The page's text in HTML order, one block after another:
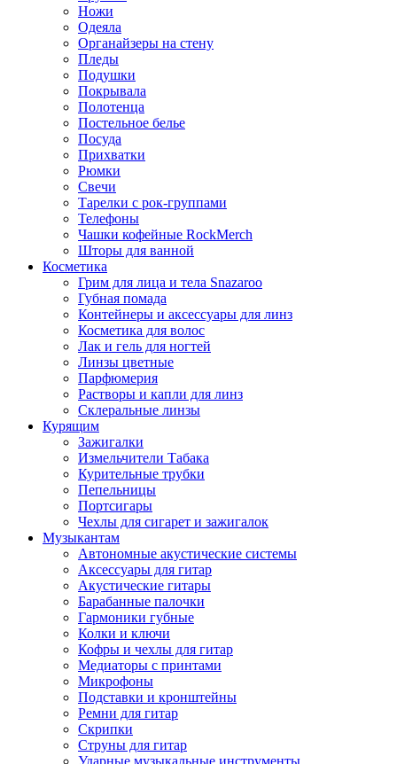
Ножи
Одеяла
Органайзеры на стену
Пледы
Подушки
Покрывала
Полотенца
Постельное белье
Посуда
Прихватки
Рюмки
Свечи
Тарелки с рок-группами
Телефоны
Чашки кофейные RockMerch
Шторы для ванной
Косметика
Грим для лица и тела Snazaroo
Губная помада
Контейнеры и аксессуары для линз
Косметика для волос
Лак и гель для ногтей
Линзы цветные
Парфюмерия
Растворы и капли для линз
Склеральные линзы
Курящим
Зажигалки
Измельчители Табака
Курительные трубки
Пепельницы
Портсигары
Чехлы для сигарет и зажигалок
Музыкантам
Автономные акустические системы
Аксессуары для гитар
Акустические гитары
Барабанные палочки
Гармоники губные
Колки и ключи
Кофры и чехлы для гитар
Медиаторы с принтами
Микрофоны
Подставки и кронштейны
Ремни для гитар
Скрипки
Струны для гитар
Ударные музыкальные инструменты